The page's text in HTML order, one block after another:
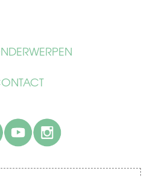
facebook